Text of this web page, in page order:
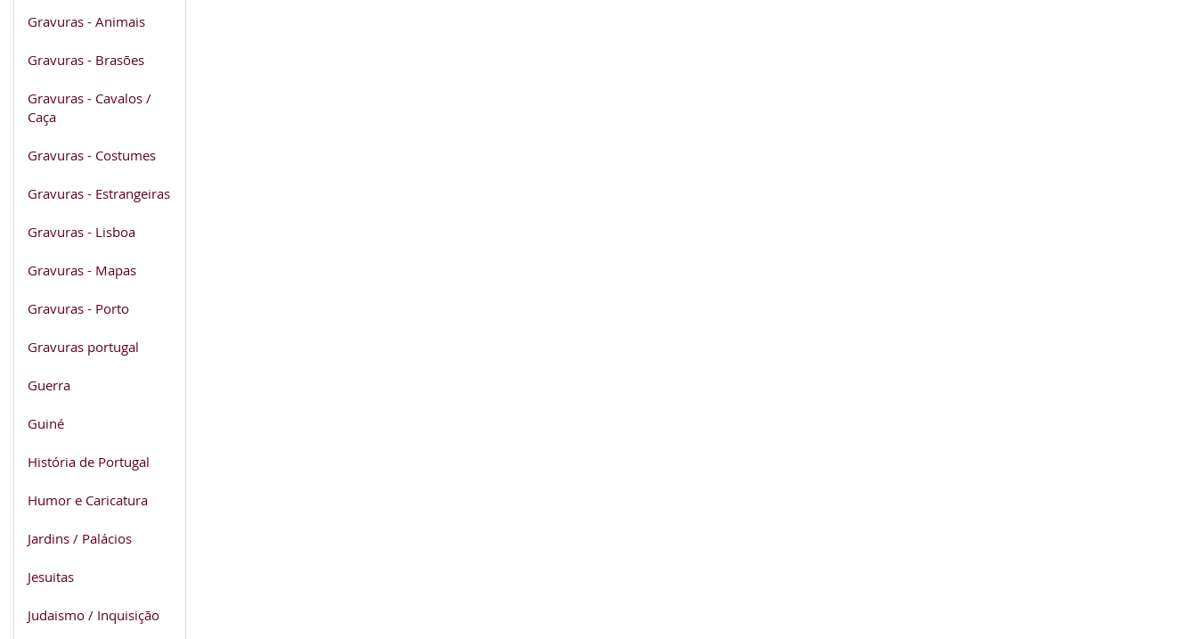
Gravuras - Animais
Gravuras - Brasões
Gravuras - Cavalos /
Caça
Gravuras - Costumes
Gravuras - Estrangeiras
Gravuras - Lisboa
Gravuras - Mapas
Gravuras - Porto
Gravuras portugal
Guerra
Guiné
História de Portugal
Humor e Caricatura
Jardins / Palácios
Jesuitas
Judaismo / Inquisição